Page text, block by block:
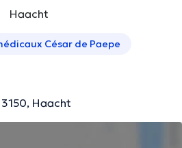
Haacht
César de Paepe
Haacht